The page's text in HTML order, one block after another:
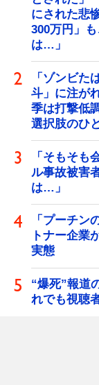
にされた悲
300万円」
は…」
「ゾンビた
斗」に注が
季は打撃低
選択肢のひ
「そもそ
ル事故被害
は…」
「プーチン
トナー企業
実態
“爆死”報道
れでも視聴